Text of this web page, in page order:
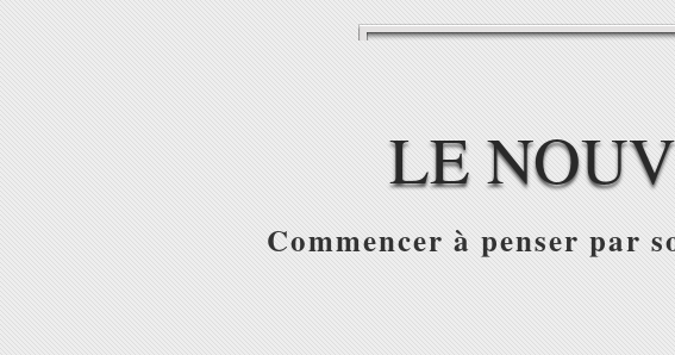
LE
Commencer à penser par